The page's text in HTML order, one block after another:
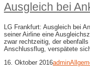
Ausgleich bei
LG Frankfurt: Ausgleich bei
seiner Airline eine
zwar rechtzeitig, der
Anschlussflug, verspätete
16. Oktober 2016admin